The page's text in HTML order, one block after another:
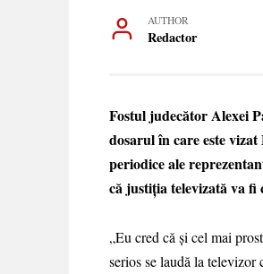
AUTHOR
Redactor
Fostul judecător Alexei
dosarul în care este
periodice ale
că justiția televizată va fi
„Eu cred că și cel mai
serios se laudă la televizor